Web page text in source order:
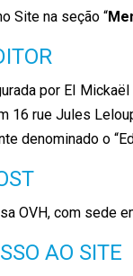
Site na seção “
por EI
16 rue Jules
denominado o
OVH, com sede
AO SITE